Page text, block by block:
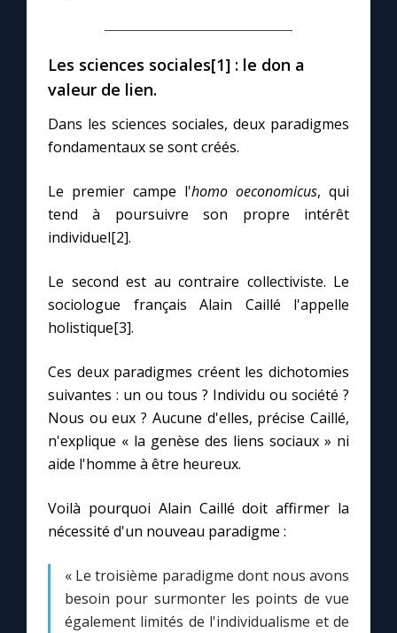
Avec Thérèse de Lisieux
L'Évangile chaque jour
Les premiers samedis du mois
Marie qui défait les nœuds
Mes intentions de prière
Une Minute avec Marie
Une neuvaine
À la une
1000 Raisons de Croire
Les sciences sociales[1] : le don a
valeur de lien.
Dans les sciences sociales, deux paradigmes
fondamentaux se sont créés.
Le premier campe l'homo oeconomicus, qui
tend à poursuivre son propre intérêt
individuel[2].
Le second est au contraire collectiviste. Le
sociologue français Alain Caillé l'appelle
holistique[3].
Ces deux paradigmes créent les dichotomies
suivantes : un ou tous ? Individu ou société ?
Nous ou eux ? Aucune d'elles, précise Caillé,
n'explique « la genèse des liens sociaux » ni
aide l'homme à être heureux.
Voilà pourquoi Alain Caillé doit affirmer la
nécessité d'un nouveau paradigme :
« Le troisième paradigme dont nous avons
besoin pour surmonter les points de vue
également limités de l'individualisme et de